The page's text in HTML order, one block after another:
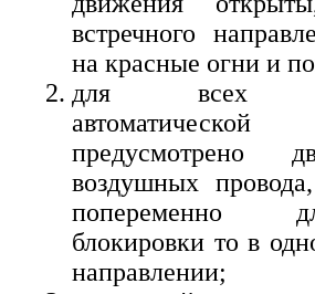
встречного
на красные огни и
для всех
предусмотрено
воздушных
попеременно
блокировки то в
направлении;